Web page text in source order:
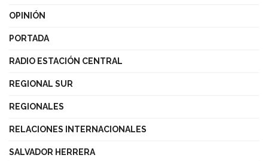
OPINIÓN
PORTADA
RADIO ESTACIÓN CENTRAL
REGIONAL SUR
REGIONALES
RELACIONES INTERNACIONALES
SALVADOR HERRERA